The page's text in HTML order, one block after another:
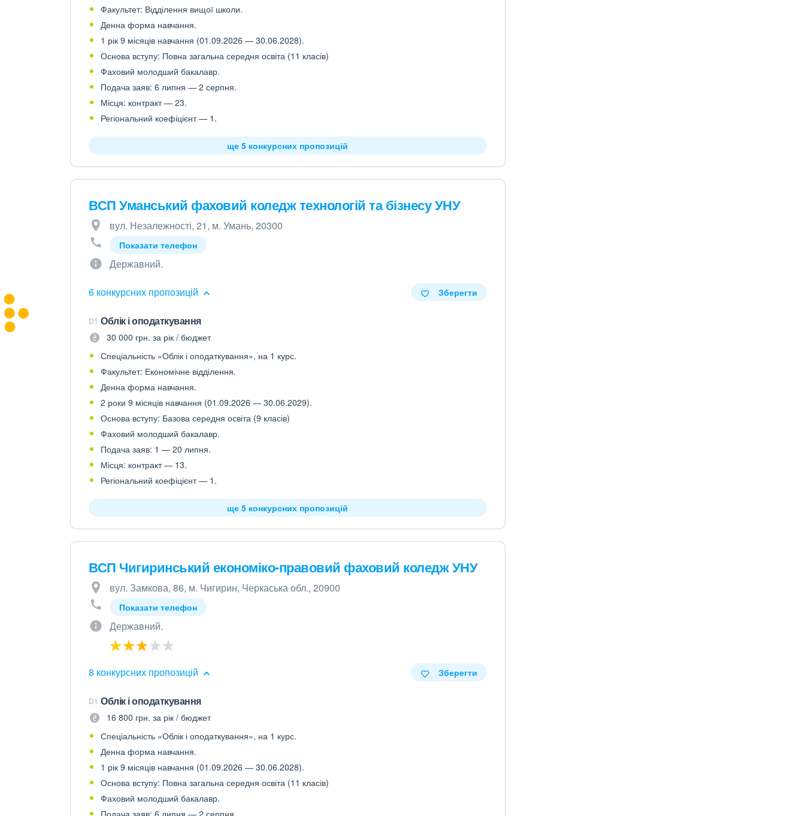
Факультет: Відділення вищої школи.
Денна форма навчання.
1 рік 9 місяців навчання (01.09.2026 — 30.06.2028).
Основа вступу: Повна загальна середня освіта (11 класів)
Фаховий молодший бакалавр.
Подача заяв: 6 липня — 2 серпня.
Місця: контракт — 23.
Регіональний коефіцієнт — 1.
ще 5 конкурсних пропозицій
ВСП Уманський фаховий коледж технологій та бізнесу УНУ
вул. Незалежності, 21, м. Умань, 20300
Показати телефон
Державний.
6 конкурсних пропозицій Зберегти
D1 Облік і оподаткування
30 000 грн. за рік / бюджет
Спеціальність «Облік і оподаткування», на 1 курс.
Факультет: Економічне відділення.
Денна форма навчання.
2 роки 9 місяців навчання (01.09.2026 — 30.06.2029).
Основа вступу: Базова середня освіта (9 класів)
Фаховий молодший бакалавр.
Подача заяв: 1 — 20 липня.
Місця: контракт — 13.
Регіональний коефіцієнт — 1.
ще 5 конкурсних пропозицій
ВСП Чигиринський економіко-правовий фаховий коледж УНУ
вул. Замкова, 86, м. Чигирин, Черкаська обл., 20900
Показати телефон
Державний.
8 конкурсних пропозицій Зберегти
D1 Облік і оподаткування
16 800 грн. за рік / бюджет
Спеціальність «Облік і оподаткування», на 1 курс.
Денна форма навчання.
1 рік 9 місяців навчання (01.09.2026 — 30.06.2028).
Основа вступу: Повна загальна середня освіта (11 класів)
Фаховий молодший бакалавр.
Подача заяв: 6 липня — 2 серпня.